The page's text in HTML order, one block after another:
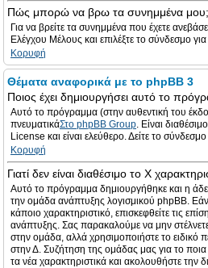
Πώς μπορώ να βρω τα συνημμένα μου;
Για να βρείτε τα συνημμένα που έχετε
Ελέγχου Μέλους και επιλέξτε το σύνδεσμο
Κορυφή
Θέματα αναφορικά με το phpBB 3
Ποιος έχει δημιουργήσει αυτό το
Αυτό το πρόγραμμα (στην αυθεντική του
πνευματικάΣτο phpBB Group. Είναι
License και είναι ελεύθερο. Δείτε το
Κορυφή
Γιατί δεν είναι διαθέσιμο το Χ
Αυτό το πρόγραμμα δημιουργήθηκε και η
την ομάδα ανάπτυξης λογισμικού phpBB. Εάν
κάποιο χαρακτηριστικό, επισκεφθείτε τις
ανάπτυξης. Σας παρακαλούμε να μην
στην ομάδα, αλλά χρησιμοποιήστε το ειδικό
στην Δ. Συζήτηση της ομάδας μας για το
τα νέα χαρακτηριστικά και ακολουθήστε την